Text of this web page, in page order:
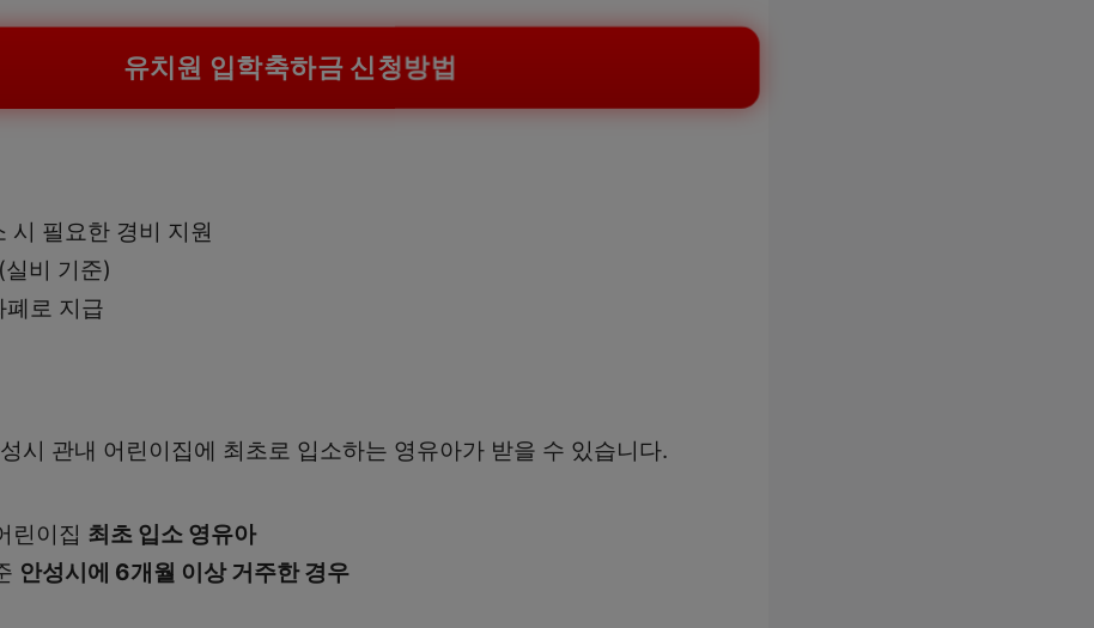
유치원 입학축하금 신청방법
시 필요한 경비 지원
(실비 기준)
폐로 지급
시 관내 어린이집에 최초로 입소하는 영유아가 받을 수 있습니다.
린이집 최초 입소 영유아
안성시에 6개월 이상 거주한 경우